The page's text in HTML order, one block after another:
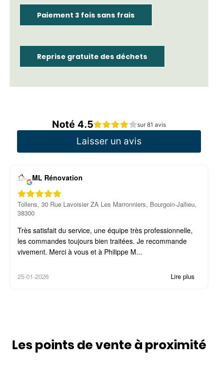
Paiement 3 fois sans frais
Reprise gratuite des déchets
Noté 4.5 sur 81 avis
Laisser un avis
ML Rénovation
Tollens, 30 Rue Lavoisier ZA Les Marronniers, Bourgoin-Jallieu,
38300
Très satisfait du service, une équipe très professionnelle,
les commandes toujours bien traitées. Je recommande
vivement. Merci à vous et à Philippe M...
25-01-2026 Lire plus
Les points de vente à proximité